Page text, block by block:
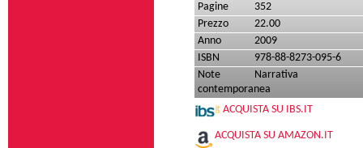
Pagine
352
Prezzo
22.00
Anno
2009
ISBN
978-88-8273-095-6
Note
Narrativa
contemporanea
ACQUISTA SU IBS.IT
ACQUISTA SU AMAZON.IT